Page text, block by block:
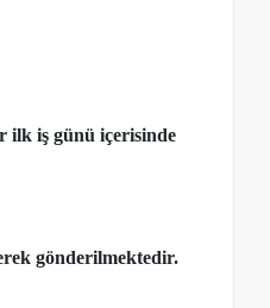
ilk iş günü içerisinde
gönderilmektedir.